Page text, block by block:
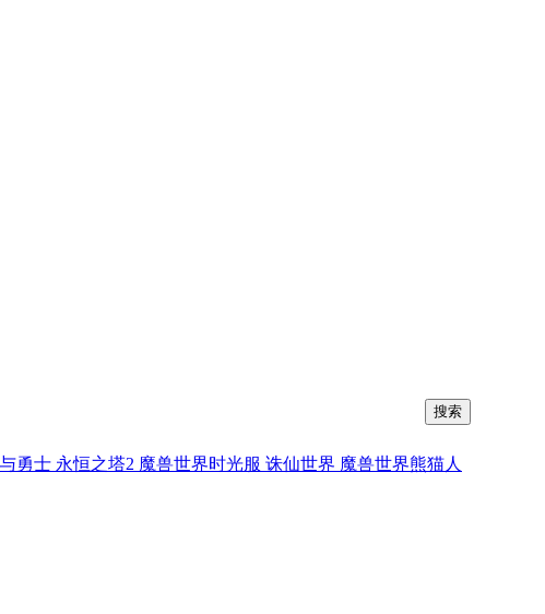
搜索
勇士 永恒之塔2 魔兽世界时光服 诛仙世界 魔兽世界熊猫人